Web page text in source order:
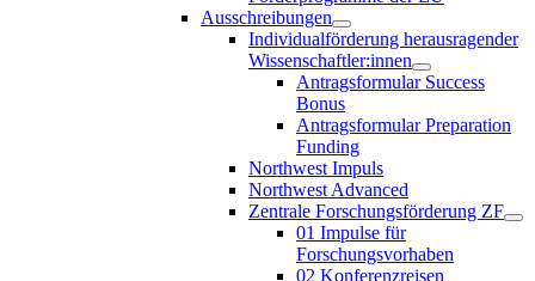
Ausschreibungen
Individualförderung herausragender
Wissenschaftler:innen
Antragsformular Success
Bonus
Antragsformular Preparation
Funding
Northwest Impuls
Northwest Advanced
Zentrale Forschungsförderung ZF
01 Impulse für
Forschungsvorhaben
02 Konferenzreisen